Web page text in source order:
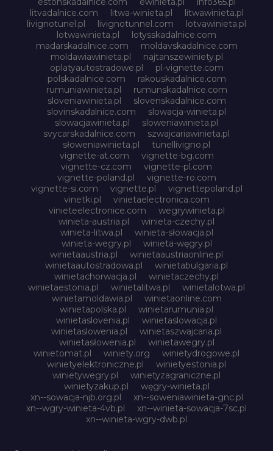
litvadalnice.com
litwa-winieta.pl
litwawinieta.pl
livignotunel.pl
livignotunnel.com
lotvawinieta.pl
lotwawinieta.pl
lotysskadalnice.com
madarskadalnice.com
moldavskadalnice.com
moldawiawinieta.pl
najtanszewiniety.pl
oplatyautostradowe.pl
pl-vignette.com
polskadalnice.com
rakouskadalnice.com
rumuniawinieta.pl
rumunskadalnice.com
sloveniawinieta.pl
slovenskadalnice.com
slovinskadalnice.com
slowacja-winieta.pl
slowacjawinieta.pl
sloweniawinieta.pl
svycarskadalnice.com
szwajcariawinieta.pl
słoweniawinieta.pl
tunellivigno.pl
vignette-at.com
vignette-bg.com
vignette-cz.com
vignette-pl.com
vignette-poland.pl
vignette-ro.com
vignette-si.com
vignette.pl
vignettepoland.pl
vinetki.pl
vinietaelectronica.com
vinieteelectronice.com
wegrywinieta.pl
winieta-austria.pl
winieta-czechy.pl
winieta-litwa.pl
winieta-słowacja.pl
winieta-wegry.pl
winieta-węgry.pl
winietaaustria.pl
winietaaustriaonline.pl
winietaautostradowa.pl
winietabulgaria.pl
winietachorwacja.pl
winietaczechy.pl
winietaestonia.pl
winietalitwa.pl
winietalotwa.pl
winietamoldawia.pl
winietaonline.com
winietapolska.pl
winietarumunia.pl
winietaslovenia.pl
winietaslowacja.pl
winietaslowenia.pl
winietaszwajcaria.pl
winietasłowenia.pl
winietawegry.pl
winietomat.pl
winiety.org
winietydrogowe.pl
winietyelektroniczne.pl
winietyestonia.pl
winietywegry.pl
winietyzagraniczne.pl
winietyzakup.pl
węgry-winieta.pl
xn--sowacja-njb.org.pl
xn--soweniawinieta-gnc.pl
xn--wgry-winieta-4vb.pl
xn--winieta-sowacja-7sc.pl
xn--winieta-wgry-dwb.pl